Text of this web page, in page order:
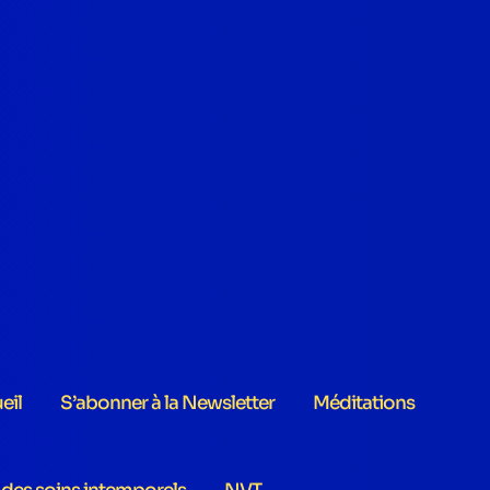
S’abonner à la Newsletter Méditations